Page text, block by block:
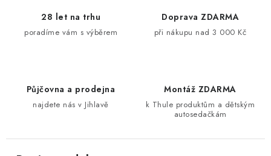
28 let na trhu
poradíme vám s výběrem
Doprava ZDARMA
při nákupu nad 3 000 Kč
Půjčovna a prodejna
najdete nás v Jihlavě
Montáž ZDARMA
k Thule produktům a dětským
autosedačkám